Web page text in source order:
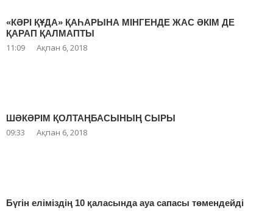
«КӘРІ ҚҰДА» ҚАҺАРЫНА МІНГЕНДЕ ЖАС ӘКІМ ДЕ
ҚАРАП ҚАЛМАПТЫ
11:09 Ақпан 6, 2018
ШӘКӘРІМ ҚОЛТАҢБАСЫНЫҢ СЫРЫ
09:33 Ақпан 6, 2018
Бүгін еліміздің 10 қаласында ауа сапасы төмендейді